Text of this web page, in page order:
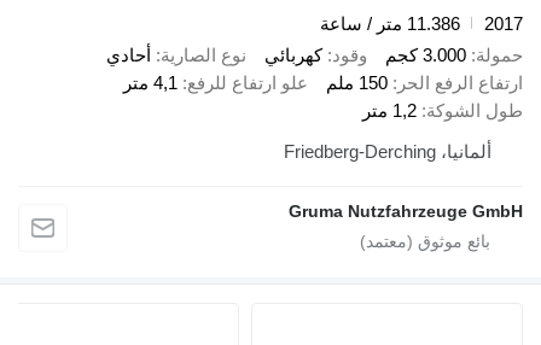
2017
11.386 متر / ساعة
حمولة 3.000 كجم وقود كهربائي نوع الصارية أحادي
ارتفاع الرفع الحر
150 ملم علو ارتفاع للرفع 4,1 متر
طول الشوكة 1,2 متر
ألمانيا، Friedberg-Derching
Gruma Nutzfahrzeuge GmbH